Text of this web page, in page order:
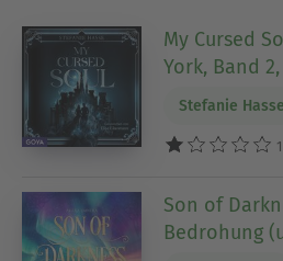
Zyklus. Für Fans von
Vampirgeschichten haben
halber eine weitere
& Vampire”
My Cursed
York, Band
Stefanie Hasse
Son of
Bedrohung